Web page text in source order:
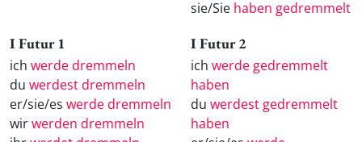
sie/Sie haben gedremmelt
I Futur 1
ich werde dremmeln
du werdest dremmeln
er/sie/es werde dremmeln
wirwerden dremmeln
I Futur 2
ich werde gedremmelt
haben
du werdest gedremmelt
haben